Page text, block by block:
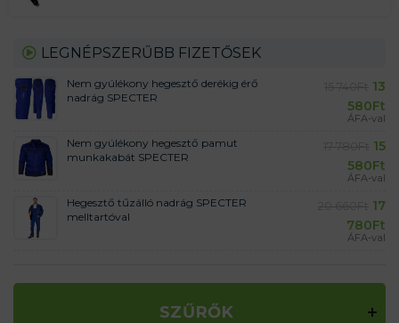
LEGNÉPSZERŰBB FIZETŐSEK
Nem gyúlékony hegesztő derékig érő
nadrág SPECTER
13
580Ft
ÁFA-val
Nem gyúlékony hegesztő pamut
munkakabát SPECTER
15
580Ft
ÁFA-val
Hegesztő tűzálló nadrág SPECTER
melltartóval
17
780Ft
ÁFA-val
SZŰRŐK